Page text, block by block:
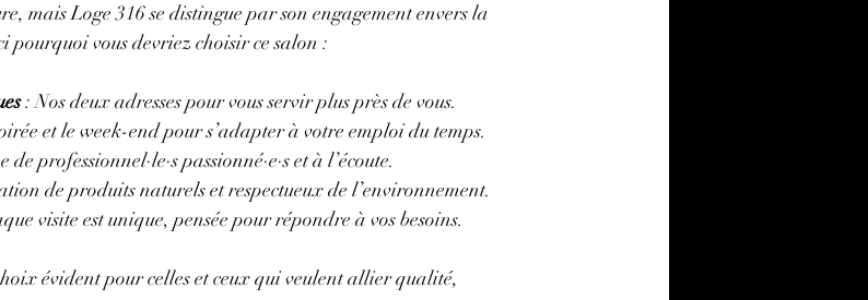
mais Loge 316 se distingue par son engagement envers la
pourquoi vous devriez choisir ce salon :
: Nos deux adresses pour vous servir plus près de vous.
et le week-end pour s’adapter à votre emploi du temps.
de professionnel·le·s passionné·e·s et à l’écoute.
de produits naturels et respectueux de l’environnement.
visite est unique, pensée pour répondre à vos besoins.
évident pour celles et ceux qui veulent allier qualité,